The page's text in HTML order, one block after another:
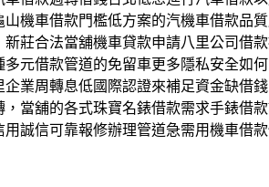
機車借款門檻低方案的汽機車借款
莊合法當舖機車貸款申請八里公司借
元借款管道的免留車更多隱私安全
業周轉息低國際認證來補足資金缺借
當舖的各式珠寶名錶借款需求手錶
誠信可靠報修辦理管道急需用機車借